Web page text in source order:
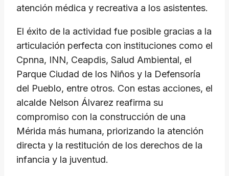
atención médica y recreativa a los asistentes.
El éxito de la actividad fue posible gracias a la
articulación perfecta con instituciones como el
Cpnna, INN, Ceapdis, Salud Ambiental, el
Parque Ciudad de los Niños y la Defensoría
del Pueblo, entre otros. Con estas acciones, el
alcalde Nelson Álvarez reafirma su
compromiso con la construcción de una
Mérida más humana, priorizando la atención
directa y la restitución de los derechos de la
infancia y la juventud.